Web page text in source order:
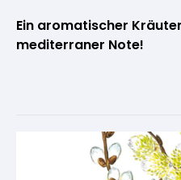
Ein aromatischer
mediterraner Note!